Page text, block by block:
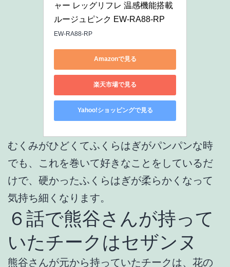
ャー レッグリフレ 温感機能搭載
ルージュピンク EW-RA88-RP
EW-RA88-RP
Amazonで見る
楽天市場で見る
Yahoo!ショッピングで見る
むくみがひどくてふくらはぎがパンパンな時
でも、これを巻いて好きなことをしているだ
けで、硬かったふくらはぎが柔らかくなって
気持ち細くなります。
６話で熊谷さんが持って
いたチークはセザンヌ
熊谷さんが元から持っていたチークは、花の